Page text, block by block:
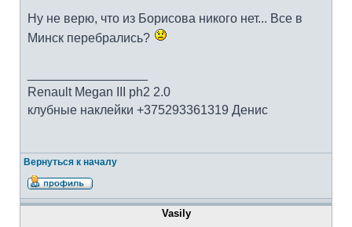
Ну не верю, что из Борисова никого нет... Все в
Минск перебрались?
Renault Megan III ph2 2.0
клубные наклейки +375293361319 Денис
Вернуться к началу
Vasily